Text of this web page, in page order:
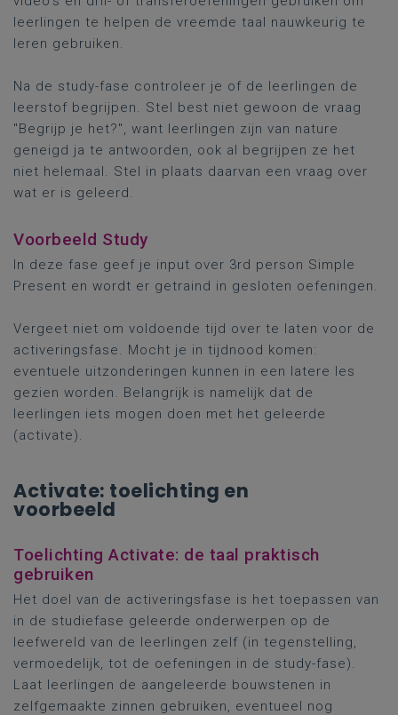
leerlingen te helpen de vreemde taal nauwkeurig te
leren gebruiken.
Na de study-fase controleer je of de leerlingen de
leerstof begrijpen. Stel best niet gewoon de vraag
"Begrijp je het?", want leerlingen zijn van nature
geneigd ja te antwoorden, ook al begrijpen ze het
niet helemaal. Stel in plaats daarvan een vraag over
wat er is geleerd.
Voorbeeld Study
In deze fase geef je input over 3rd person Simple
Present en wordt er getraind in gesloten oefeningen.
Vergeet niet om voldoende tijd over te laten voor de
activeringsfase. Mocht je in tijdnood komen:
eventuele uitzonderingen kunnen in een latere les
gezien worden. Belangrijk is namelijk dat de
leerlingen iets mogen doen met het geleerde
(activate).
Activate: toelichting en
voorbeeld
Toelichting Activate: de taal praktisch
gebruiken
Het doel van de activeringsfase is het toepassen van
in de studiefase geleerde onderwerpen op de
leefwereld van de leerlingen zelf (in tegenstelling,
vermoedelijk, tot de oefeningen in de study-fase).
Laat leerlingen de aangeleerde bouwstenen in
zelfgemaakte zinnen gebruiken, eventueel nog